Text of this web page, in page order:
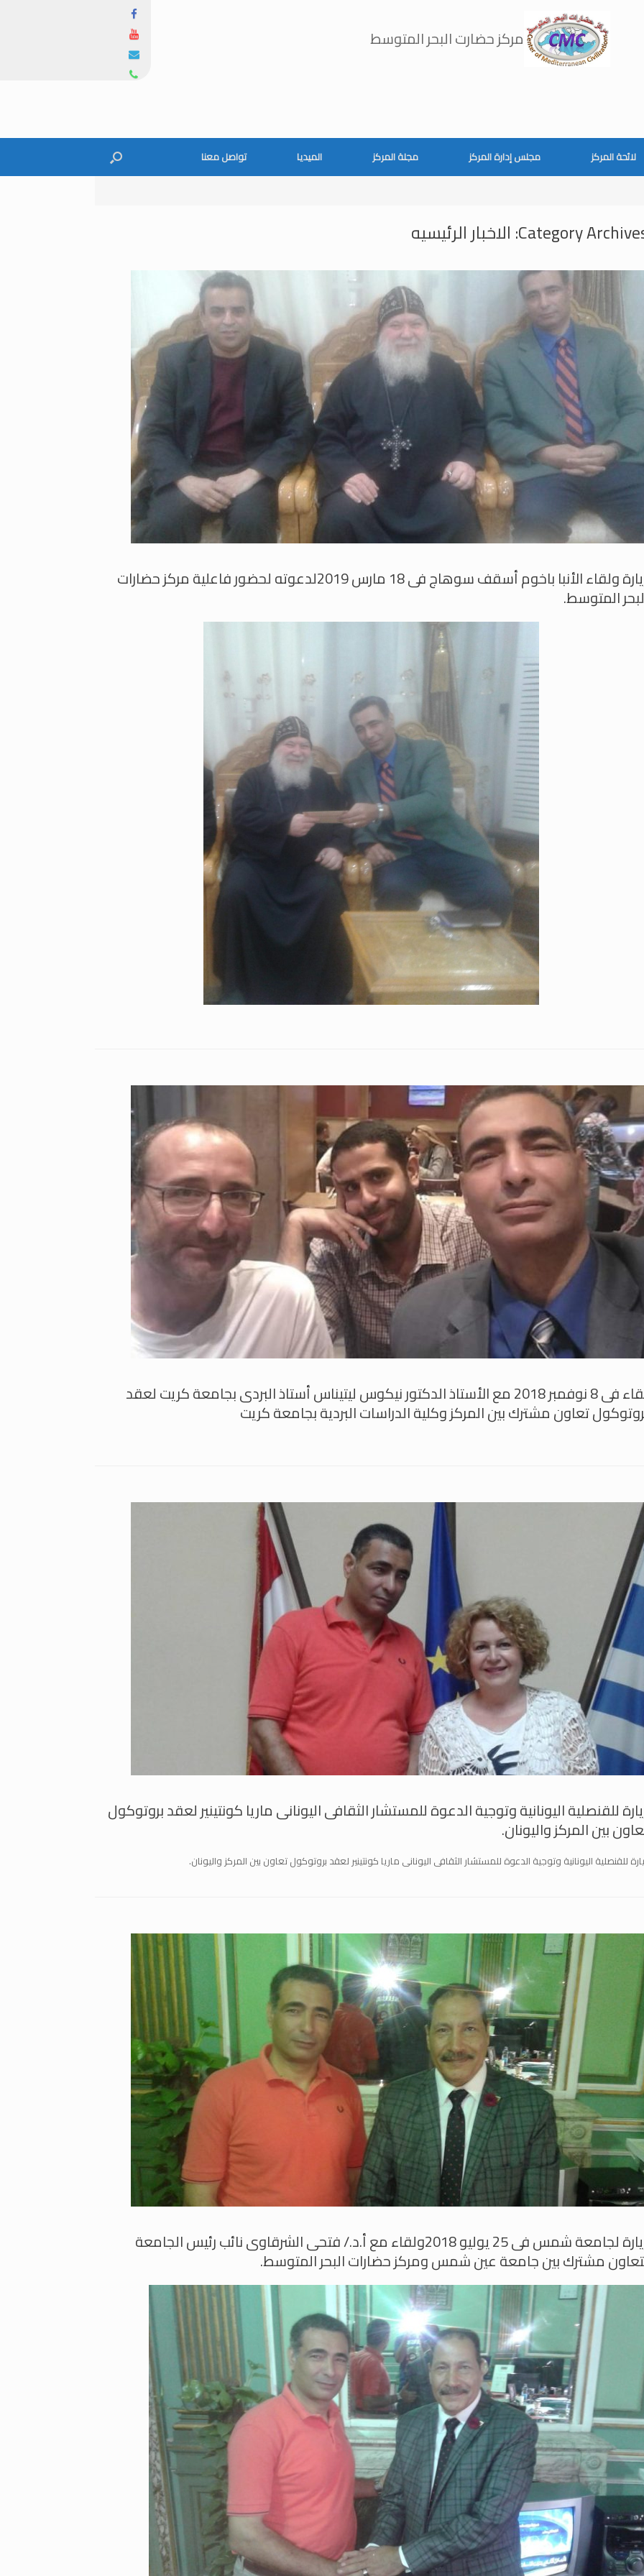
مركز حضارت البحر المتوسط
لائحة المركز مجلس إدارة المركز مجلة المركز الميديا تواصل معنا
Category الاخبار الرئيسيه
زيارة ولقاء الأنبا باخوم أسقف سوهاج فى 18 مارس 2019لدعوته لحضور فاعلية مركز حضارات
المتوسط.
لقاء فى 8 نوفمبر 2018 مع الأستاذ الدكتور نيكوس ليتيناس أستاذ البردى بجامعة كريت لعقد
تعاون مشترك بين المركز وكلية الدراسات البردية بجامعة كريت
للقنصلية اليونانية وتوجية الدعوة للمستشار الثقافى اليونانى ماريا كونتينير لعقد بروتوكول
بين المركز واليونان.
للقنصلية اليونانية وتوجية الدعوة للمستشار الثقافى اليونانى ماريا كونتينير لعقد بروتوكول تعاون بين المركز واليونان.
زيارة لجامعة شمس فى 25 يوليو 2018ولقاء مع أ.د./ فتحى الشرقاوى نائب رئيس الجامعة
مشترك بين جامعة عين شمس ومركز حضارات البحر المتوسط.